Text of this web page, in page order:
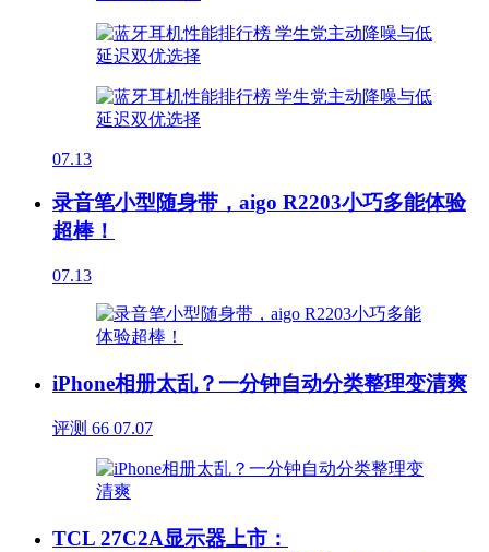
07.13
录音笔小型随身带，aigo R2203小巧多能体验
超棒！
07.13
iPhone相册太乱？一分钟自动分类整理变清爽
评测 66 07.07
TCL 27C2A显示器上市：